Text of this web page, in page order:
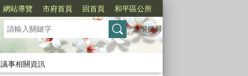
網站導覽 市府首頁 回首頁 和平區公所
進階搜尋
議事相關資訊